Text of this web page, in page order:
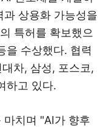
상용화 가능성을
특허를 확보했으
을 수상했다. 협력
차, 삼성, 포스코,
하고 있다.
마치며 "AI가 향후